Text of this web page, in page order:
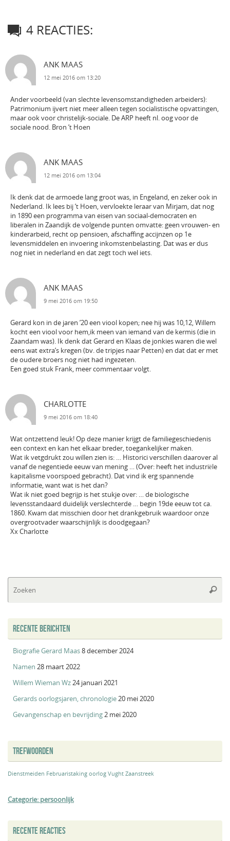
4 REACTIES:
ANK MAAS
12 mei 2016 om 13:20
Ander voorbeeld (van slechte levensomstandigheden arbeiders):
Patrimonium ijvert niet meer alleen tegen socialistische opvattingen,
maar ook voor christelijk-sociale. De ARP heeft nl. oog voor de
sociale nood. Bron ’t Hoen
ANK MAAS
12 mei 2016 om 13:04
Ik denk dat de armoede lang groot was, in Engeland, en zeker ook in
Nederland. Ik lees bij ’t Hoen, vervloekte leraar van Mirjam, dat nog
in 1890 een programma van eisen van sociaal-democraten en
liberalen in Zaandijk de volgende punten omvatte: geen vrouwen- en
kinderarbeid, recht op pensioen, afschaffing accijnzen op 1e
levensmiddelen en invoering inkomstenbelasting. Dat was er dus
nog niet in nederland en dat zegt toch wel iets.
ANK MAAS
9 mei 2016 om 19:50
Gerard kon in de jaren ’20 een viool kopen; nee hij was 10,12, Willem
kocht een viool voor hem,ik meen van iemand van de kermis (die in
Zaandam was). Ik denk dat Gerard en Klaas de jonkies waren die wel
eens wat extra’s kregen (bv. de tripjes naar Petten) en dat dat er met
de oudere broers nog niet had ingezeten.
Een goed stuk Frank, meer commentaar volgt.
CHARLOTTE
9 mei 2016 om 18:40
Wat ontzettend leuk! Op deze manier krijgt de familiegeschiedenis
een context en kan het elkaar breder, toegankelijker maken.
Wat ik vetgdrukt zou willen zien is: … Historici verschillen daarover al
vanaf de negentiede eeuw van mening … (Over: heeft het industriële
kapitalisme voorspoed gebracht). Dat vind ik erg spannende
informatie, want wat is het dan?
Wat ik niet goed begrijp is het stukje over: … de biologische
levensstandaard duidelijk verslechterde … begin 19de eeuw tot ca.
1860. Kwam dat misschien door het drankgebruik waardoor onze
overgrootvader waarschijnlijk is doodgegaan?
Xx Charlotte
RECENTE BERICHTEN
Biografie Gerard Maas8 december 2024
Namen 28 maart 2022
Willem Wieman Wz24 januari 2021
Gerards oorlogsjaren, chronologie20 mei 2020
Gevangenschap en bevrijding2 mei 2020
TREFWOORDEN
Dienstmeiden Februaristaking oorlog Vught Zaanstreek
Categorie: persoonlijk
RECENTE REACTIES